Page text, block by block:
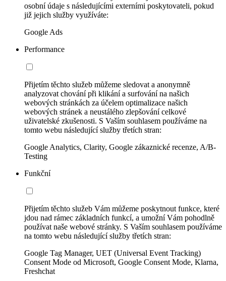
osobní údaje s následujícími externími poskytovateli, pokud
již jejich služby využíváte:
Google Ads
Performance
Přijetím těchto služeb můžeme sledovat a anonymně
analyzovat chování při klikání a surfování na našich
webových stránkách za účelem optimalizace našich
webových stránek a neustálého zlepšování celkové
uživatelské zkušenosti. S Vaším souhlasem používáme na
tomto webu následující služby třetích stran:
Google Analytics, Clarity, Google zákaznické recenze, A/B-
Testing
Funkční
Přijetím těchto služeb Vám můžeme poskytnout funkce, které
jdou nad rámec základních funkcí, a umožní Vám pohodlně
používat naše webové stránky. S Vaším souhlasem používáme
na tomto webu následující služby třetích stran:
Google Tag Manager, UET (Universal Event Tracking)
Consent Mode od Microsoft, Google Consent Mode, Klarna,
Freshchat